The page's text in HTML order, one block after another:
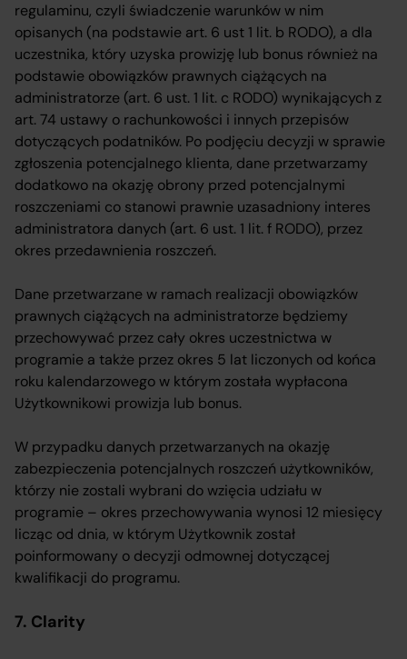
regulaminu, czyli świadczenie warunków w nim
opisanych (na podstawie art. 6 ust 1 lit. b RODO), a dla
uczestnika, który uzyska prowizję lub bonus również na
podstawie obowiązków prawnych ciążących na
administratorze (art. 6 ust. 1 lit. c RODO) wynikających z
art. 74 ustawy o rachunkowości i innych przepisów
dotyczących podatników. Po podjęciu decyzji w sprawie
zgłoszenia potencjalnego klienta, dane przetwarzamy
dodatkowo na okazję obrony przed potencjalnymi
roszczeniami co stanowi prawnie uzasadniony interes
administratora danych (art. 6 ust. 1 lit. f RODO), przez
okres przedawnienia roszczeń.
Dane przetwarzane w ramach realizacji obowiązków
prawnych ciążących na administratorze będziemy
przechowywać przez cały okres uczestnictwa w
programie a także przez okres 5 lat liczonych od końca
roku kalendarzowego w którym została wypłacona
Użytkownikowi prowizja lub bonus.
W przypadku danych przetwarzanych na okazję
zabezpieczenia potencjalnych roszczeń użytkowników,
którzy nie zostali wybrani do wzięcia udziału w
programie – okres przechowywania wynosi 12 miesięcy
licząc od dnia, w którym Użytkownik został
poinformowany o decyzji odmownej dotyczącej
kwalifikacji do programu.
7. Clarity